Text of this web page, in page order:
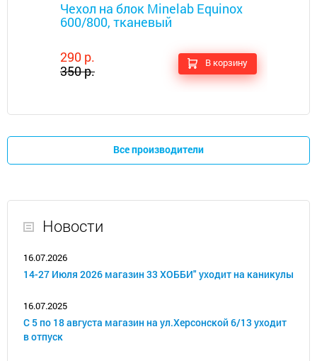
Чехол на блок Minelab Equinox
600/800, тканевый
290 р.
350 р.
В корзину
Все производители
Новости
16.07.2026
14-27 Июля 2026 магазин 33 ХОББИ" уходит на каникулы
16.07.2025
С 5 по 18 августа магазин на ул.Херсонской 6/13 уходит
в отпуск